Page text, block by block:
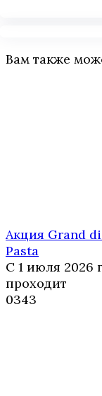
Вам также
Акция Grand
Pasta
С 1 июля 2026
проходит
0343